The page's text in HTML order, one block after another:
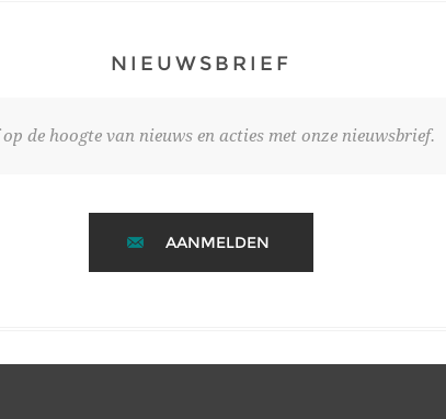
NIEUWSBRIEF
de hoogte van nieuws en acties met onze nieuwsbrief.
AANMELDEN